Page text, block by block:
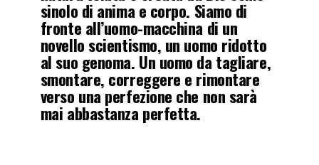
sinolo di anima e corpo. Siamo di
fronte all’uomo-macchina di un
novello scientismo, un uomo ridotto
al suo genoma. Un uomo da tagliare,
smontare, correggere e rimontare
verso una perfezione che non sarà
mai abbastanza perfetta.